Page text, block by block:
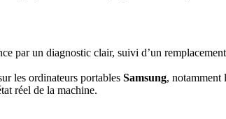
par un diagnostic clair, suivi d’un
les ordinateurs portables Samsung, notamment
réel de la machine.